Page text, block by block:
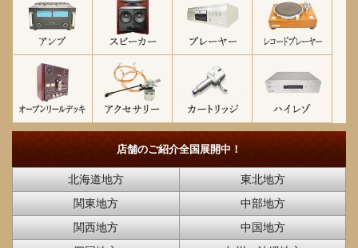
店舗のご紹介全国展開中！
北海道地方
東北地方
関東地方
中部地方
関西地方
中国地方